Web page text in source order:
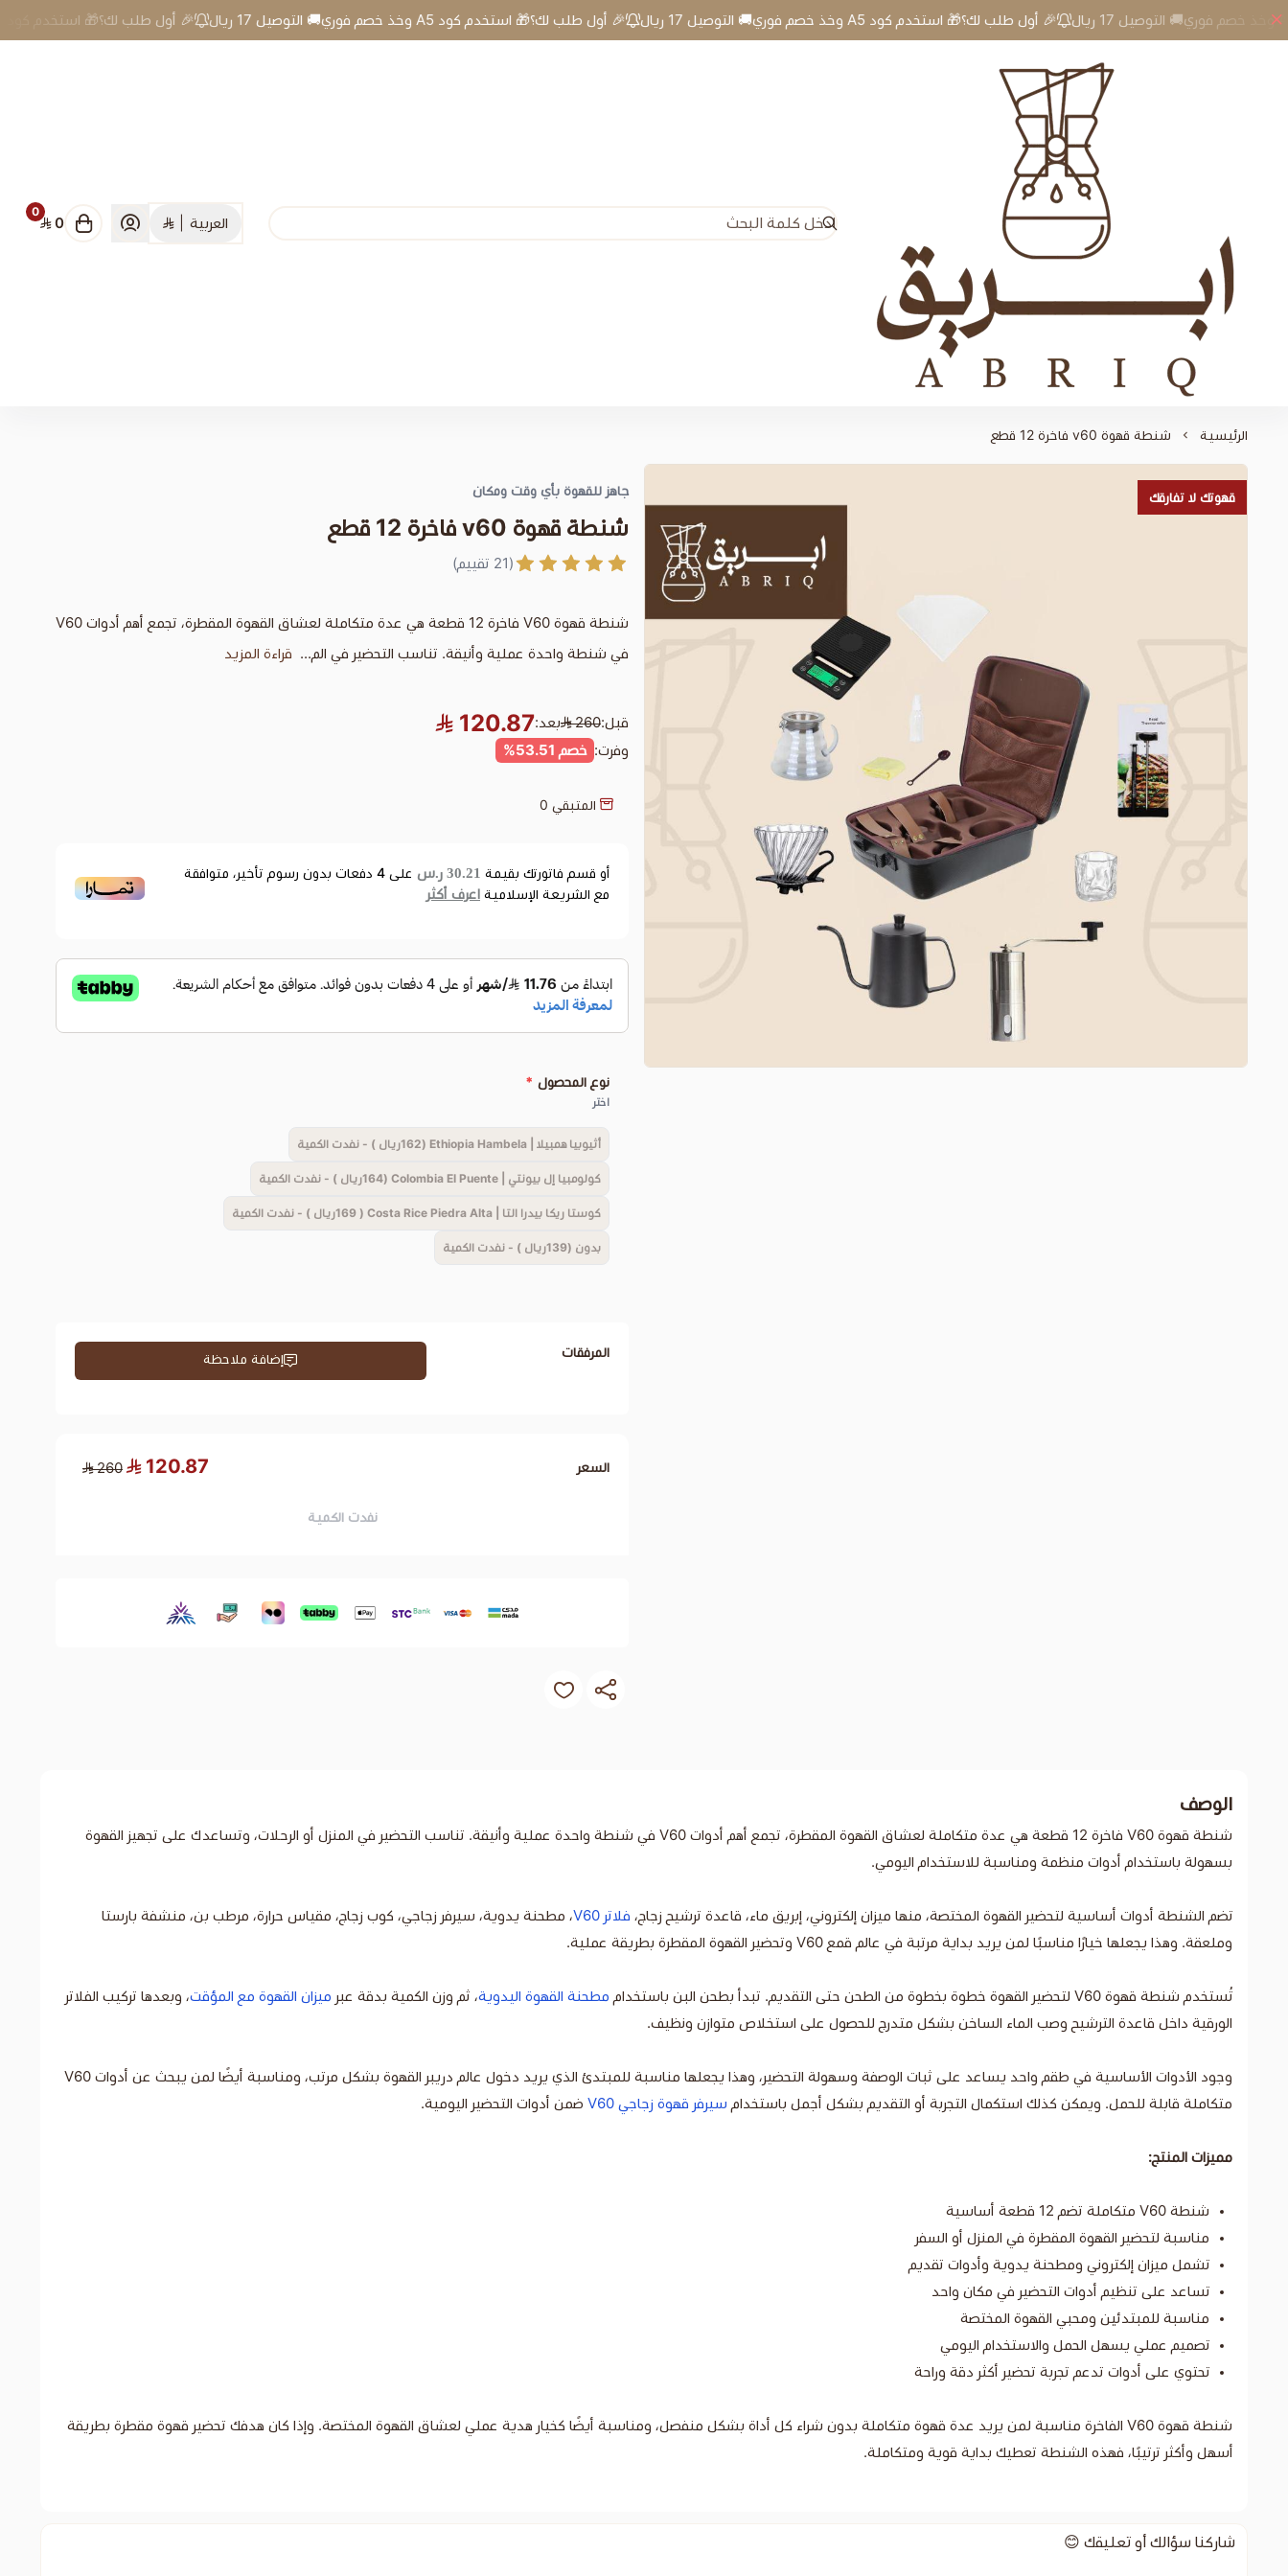
🎉 أول طلب لك؟🎁 استخدم كود A5 وخذ خصم فوري🚚 التوصيل 17 ريال 🎉 أول طلب لك؟🎁 استخدم كود A5 وخذ خصم فوري🚚 التوصيل 17 ريال 🎉 أول طلب لك؟🎁 استخدم كود A5 وخذ خصم فوري🚚 التوصيل 17 ريال
إبريق
العربية
0
0
الرئيسية شنطة قهوة v60 فاخرة 12 قطع
قهوتك لا تفارقك جاهز للقهوة بأي وقت ومكان
شنطة قهوة v60 فاخرة 12 قطع
(21 تقييم)
شنطة قهوة V60 فاخرة 12 قطعة هي عدة متكاملة لعشاق القهوة المقطرة، تجمع أهم أدوات V60
في شنطة واحدة عملية وأنيقة. تناسب التحضير في الم... قراءة المزيد
قبل:260 بعد:120.87
وفرت: خصم 53.51%
المتبقي 0
أو قسم فاتورتك بقيمة 30.21 ر.س على 4 دفعات بدون رسوم تأخير، متوافقة
مع الشريعة الإسلامية اعرف أكثر
نوع المحصول *
اختر
أثيوبيا همبيلا | Ethiopia Hambela (162ريال ) - نفدت الكمية
كولومبيا إل بيونتي | Colombia El Puente (164ريال ) - نفدت الكمية
كوستا ريكا بيدرا التا | Costa Rice Piedra Alta ( 169ريال ) - نفدت الكمية
بدون (139ريال ) - نفدت الكمية
المرفقات إضافة ملاحظة
السعر 120.87
260
نفدت الكمية
الوصف
شنطة قهوة V60 فاخرة 12 قطعة هي عدة متكاملة لعشاق القهوة المقطرة، تجمع أهم أدوات V60 في شنطة واحدة عملية وأنيقة. تناسب التحضير في المنزل أو الرحلات، وتساعدك على تجهيز القهوة
بسهولة باستخدام أدوات منظمة ومناسبة للاستخدام اليومي.
تضم الشنطة أدوات أساسية لتحضير القهوة المختصة، منها ميزان إلكتروني، إبريق ماء، قاعدة ترشيح زجاج، فلاتر V60
، مطحنة يدوية، سيرفر زجاجي، كوب زجاج، مقياس حرارة، مرطب بن، منشفة بارستا
وملعقة. وهذا يجعلها خيارًا مناسبًا لمن يريد بداية مرتبة في عالم قمع V60 وتحضير القهوة المقطرة بطريقة عملية.
تُستخدم شنطة قهوة V60 لتحضير القهوة خطوة بخطوة من الطحن حتى التقديم. تبدأ بطحن البن باستخدام مطحنة القهوة اليدوية، ثم وزن الكمية بدقة عبر ميزان القهوة مع المؤقت، وبعدها تركيب الفلاتر
الورقية داخل قاعدة الترشيح وصب الماء الساخن بشكل متدرج للحصول على استخلاص متوازن ونظيف.
وجود الأدوات الأساسية في طقم واحد يساعد على ثبات الوصفة وسهولة التحضير، وهذا يجعلها مناسبة للمبتدئ الذي يريد دخول عالم دريبر القهوة بشكل مرتب، ومناسبة أيضًا لمن يبحث عن أدوات V60
متكاملة قابلة للحمل. ويمكن كذلك استكمال التجربة أو التقديم بشكل أجمل باستخدام سيرفر قهوة زجاجي V60 ضمن أدوات التحضير اليومية.
مميزات المنتج:
شنطة V60 متكاملة تضم 12 قطعة أساسية
مناسبة لتحضير القهوة المقطرة في المنزل أو السفر
تشمل ميزان إلكتروني ومطحنة يدوية وأدوات تقديم
تساعد على تنظيم أدوات التحضير في مكان واحد
مناسبة للمبتدئين ومحبي القهوة المختصة
تصميم عملي يسهل الحمل والاستخدام اليومي
تحتوي على أدوات تدعم تجربة تحضير أكثر دقة وراحة
شنطة قهوة V60 الفاخرة مناسبة لمن يريد عدة قهوة متكاملة بدون شراء كل أداة بشكل منفصل، ومناسبة أيضًا كخيار هدية عملي لعشاق القهوة المختصة. وإذا كان هدفك تحضير قهوة مقطرة بطريقة
أسهل وأكثر ترتيبًا، فهذه الشنطة تعطيك بداية قوية ومتكاملة.